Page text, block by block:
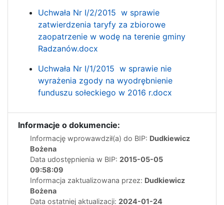
Uchwała Nr I/2/2015 w sprawie
zatwierdzenia taryfy za zbiorowe
zaopatrzenie w wodę na terenie gminy
Radzanów.docx
Uchwała Nr I/1/2015 w sprawie nie
wyrażenia zgody na wyodrębnienie
funduszu sołeckiego w 2016 r.docx
Informacje o dokumencie:
Informację wprowawdził(a) do BIP: Dudkiewicz
Bożena
Data udostępnienia w BIP: 2015-05-05
09:58:09
Informacja zaktualizowana przez: Dudkiewicz
Bożena
Data ostatniej aktualizacji: 2024-01-24